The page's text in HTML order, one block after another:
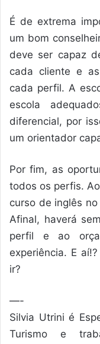
É de extrema
um bom
deve ser capaz
cada cliente e
cada perfil. A
escola
diferencial, por
um orientador
Por fim, as
todos os perfis.
curso de inglês
Afinal, haverá
perfil e ao
experiência. E
ir?
—-
Silvia Utrini é
Turismo e